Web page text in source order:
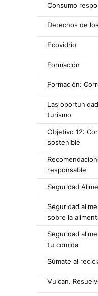
Consumo
Derechos de
Ecovidrio
Formación
Formación:
Las
turismo
Objetivo 12:
sostenible
responsable
Seguridad
Seguridad
sobre la
Seguridad
tu comida
Súmate al
Vulcan.